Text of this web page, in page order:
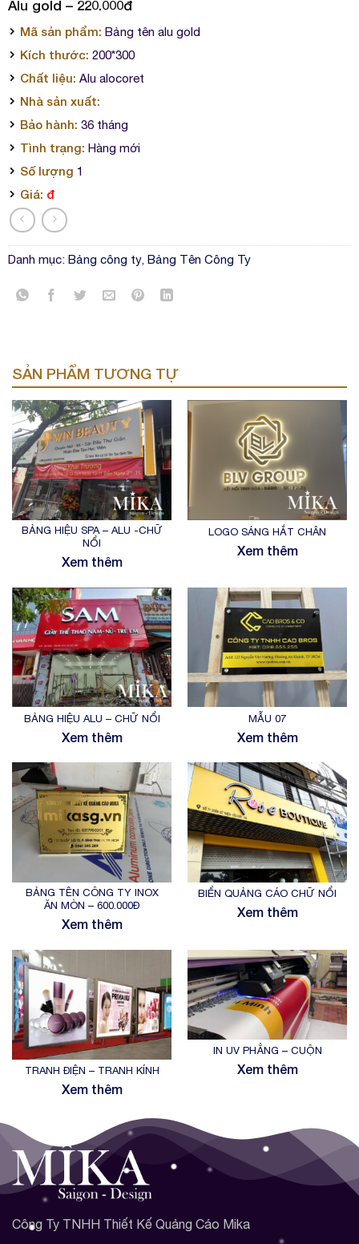
Alu gold – 220.000đ
Mã sản phẩm: Bảng tên alu gold
Kích thước: 200*300
Chất liệu: Alu alocoret
Nhà sản xuất:
Bảo hành: 36 tháng
Tình trạng: Hàng mới
Số lượng 1
Giá: đ
Danh mục: Bảng công ty, Bảng Tên Công Ty
SẢN PHẨM TƯƠNG TỰ
BẢNG HIỆU SPA – ALU -CHỮ
NỔI
Xem thêm
LOGO SÁNG HẮT CHÂN
Xem thêm
BẢNG HIỆU ALU – CHỮ NỔI
Xem thêm
MẪU 07
Xem thêm
BẢNG TÊN CÔNG TY INOX
ĂN MÒN – 600.000Đ
Xem thêm
BIỂN QUẢNG CÁO CHỮ NỔI
Xem thêm
TRANH ĐIỆN – TRANH KÍNH
Xem thêm
IN UV PHẲNG – CUỘN
Xem thêm
Công Ty TNHH Thiết Kế Quảng Cáo Mika